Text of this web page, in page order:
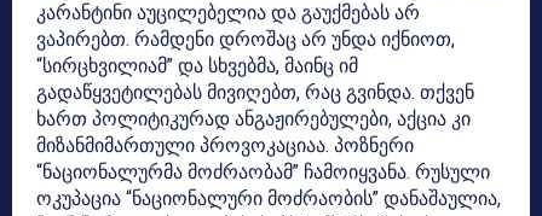
კარანტინი აუცილებელია და გაუქმებას არ
ვაპირებთ. რამდენი დროშაც არ უნდა იქნიოთ,
“სირცხვილიამ” და სხვებმა, მაინც იმ
გადაწყვეტილებას მივიღებთ, რაც გვინდა. თქვენ
ხართ პოლიტიკურად ანგაჟირებულები, აქცია კი
მიზანმიმართული პროვოკაციაა. პოზნერი
“ნაციონალურმა მოძრაობამ” ჩამოიყვანა. რუსული
ოკუპაცია “ნაციონალური მოძრაობის” დანაშაულია,